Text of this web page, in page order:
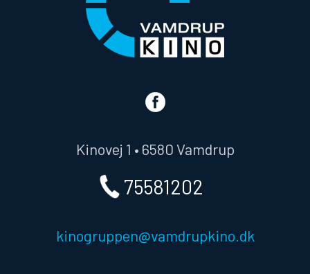
Kinovej 1 • 6580 Vamdrup
75581202
kinogruppen@vamdrupkino.dk